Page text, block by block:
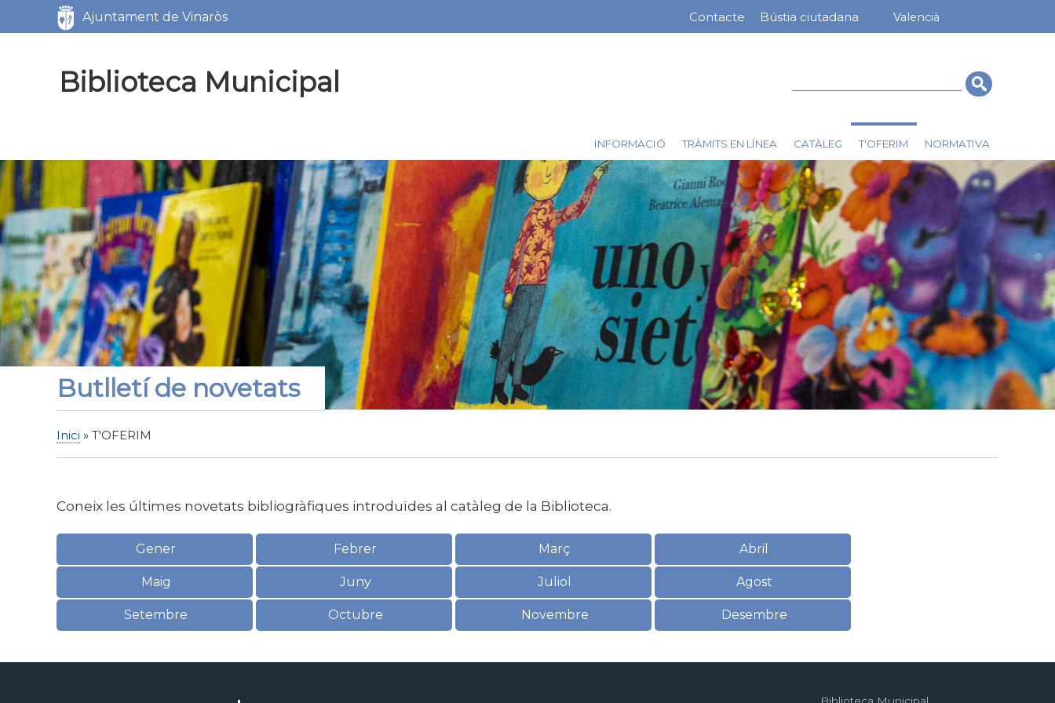
al
Valencià
Menú
Contacte Bústia ciutadana
Ajuntament de Vinaròs
Biblioteca Municipal
INFORMACIÓ TRÀMITS EN LÍNEA CATÀLEG T'OFERIM NORMATIVA
Butlletí de novetats
Inici T'OFERIM
Coneix les últimes novetats bibliogràfiques introduïdes al catàleg de la Biblioteca.
Gener Febrer Març Abril
Maig Juny Juliol Agost
Setembre Octubre Novembre Desembre
Biblioteca Municipal